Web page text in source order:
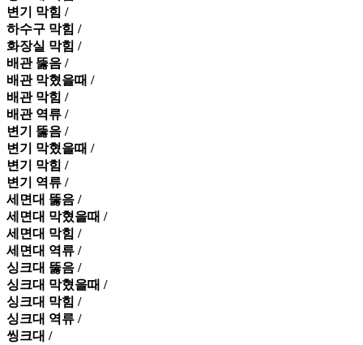
변기 막힘 /
하수구 막힘 /
화장실 막힘 /
배관 뚫음 /
배관 막혔을때 /
배관 막힘 /
배관 역류 /
변기 뚫음 /
변기 막혔을때 /
변기 막힘 /
변기 역류 /
세면대 뚫음 /
세면대 막혔을때 /
세면대 막힘 /
세면대 역류 /
싱크대 뚫음 /
싱크대 막혔을때 /
싱크대 막힘 /
싱크대 역류 /
씽크대 /